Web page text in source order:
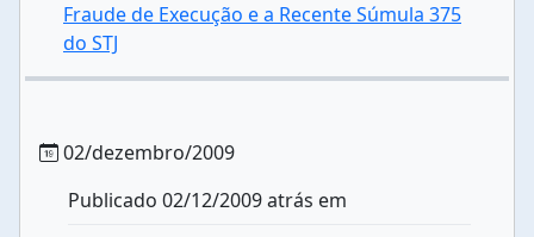
Fraude de Execução e a Recente Súmula 375
do STJ
02/dezembro/2009
Publicado 02/12/2009 atrás em